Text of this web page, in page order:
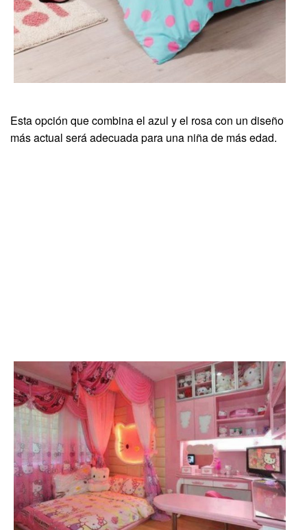
Esta opción que combina el azul y el rosa con un diseño
más actual será adecuada para una niña de más edad.